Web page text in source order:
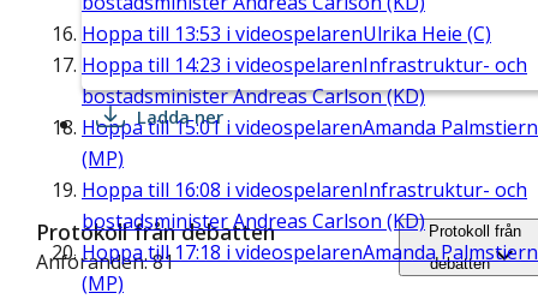
Hoppa till 13:53 i videospelarenUlrika Heie (C)
Hoppa till 14:23 i videospelarenInfrastruktur- och
bostadsminister Andreas Carlson (KD)
Hoppa till15:01 i videospelarenAmanda
(MP)
Hoppa till 16:08 i videospelarenInfrastruktur- och
bostadsminister Andreas Carlson (KD)
Hoppa till 17:18 i videospelarenAmanda
(MP)
Ladda ner
Protokoll från debatten
Anföranden: 81
Protokoll från
debatten